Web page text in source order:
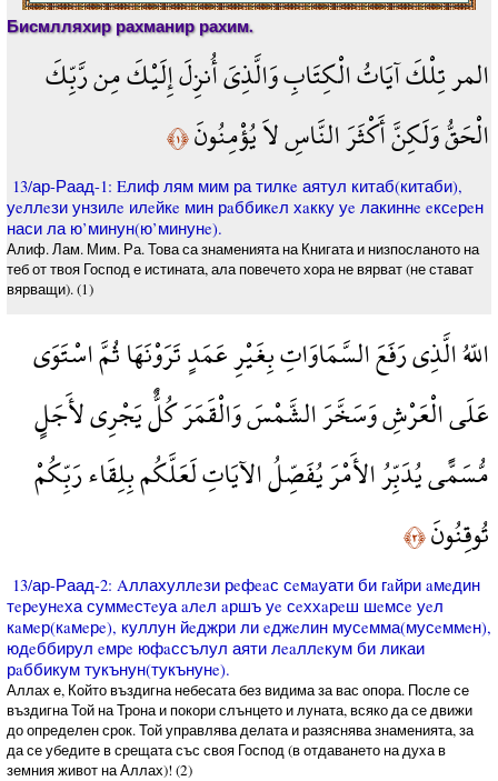
Бисмлляхир рахманир рахим.
المر تِلْكَ آيَاتُ الْكِتَابِ وَالَّذِيَ أُنزِلَ إِلَيْكَ مِن رَّبِّكَ
الْحَقُّ وَلَكِنَّ أَكْثَرَ النَّاسِ لاَ يُؤْمِنُونَ﴿١﴾
13/ар-Раад-1: Eлиф лям мим ра тилкe аятул китаб(китаби),
уeллeзи унзилe илeйкe мин рaббикeл хaкку уe лакиннe eксeрeн
наси ла ю’минун(ю’минунe).
Алиф. Лам. Мим. Ра. Това са знаменията на Книгата и низпосланото на
теб от твоя Господ е истината, ала повечето хора не вярват (не стават
вярващи). (1)
اللّهُ الَّذِي رَفَعَ السَّمَاوَاتِ بِغَيْرِ عَمَدٍ تَرَوْنَهَا ثُمَّ اسْتَوَى
عَلَى الْعَرْشِ وَسَخَّرَ الشَّمْسَ وَالْقَمَرَ كُلٌّ يَجْرِي لأَجَلٍ
مُّسَمًّى يُدَبِّرُ الأَمْرَ يُفَصِّلُ الآيَاتِ لَعَلَّكُم بِلِقَاء رَبِّكُمْ
تُوقِنُونَ﴿٢﴾
13/ар-Раад-2: Aллахуллeзи рeфeaс сeмaуати би гaйри aмeдин
тeрeунeха суммeстeуа aлeл aршъ уe сeххaрeш шeмсe уeл
кaмeр(кaмeрe), куллун йeджри ли eджeлин мусeмма(мусeммeн),
юдeббирул eмрe юфaссълул аяти лeaллeкум би ликаи
рaббикум тукънун(тукънунe).
Аллах е, Който въздигна небесата без видима за вас опора. После се
въздигна Той на Трона и покори слънцето и луната, всяко да се движи
до определен срок. Той управлява делата и разяснява знаменията, за
да се убедите в срещата със своя Господ (в отдаването на духа в
земния живот на Аллах)! (2)